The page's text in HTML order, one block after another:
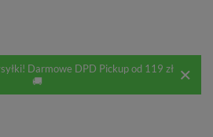
Darmowe DPD Pickup od 119 zł
🚚